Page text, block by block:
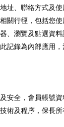
址、聯絡方式及
關行徑，包括您
、瀏覽及點選資
記錄為內部應用，
全，會員帳號資
術及程序，保長所